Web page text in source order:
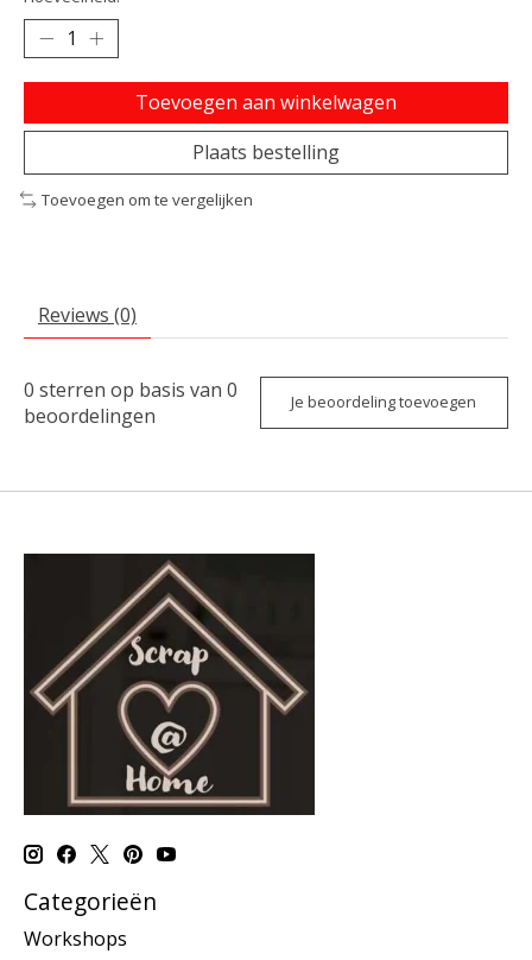
Toevoegen aan winkelwagen
Plaats bestelling
Toevoegen om te vergelijken
Reviews (0)
0 sterren op basis van 0
beoordelingen
Je beoordeling toevoegen
Categorieën
Workshops